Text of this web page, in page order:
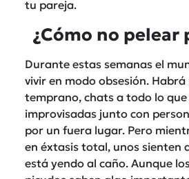
tu pareja.
¿Cómo no
Durante estas semanas el
vivir en modo obsesión.
temprano, chats a todo lo
improvisadas junto con
por un fuera lugar. Pero
en éxtasis total, unos sienten
está yendo al caño. Aunque